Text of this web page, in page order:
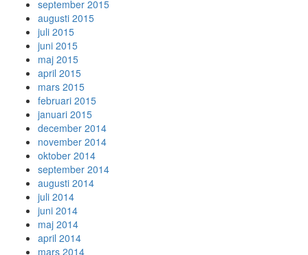
september 2015
augusti 2015
juli 2015
juni 2015
maj 2015
april 2015
mars 2015
februari 2015
januari 2015
december 2014
november 2014
oktober 2014
september 2014
augusti 2014
juli 2014
juni 2014
maj 2014
april 2014
mars 2014